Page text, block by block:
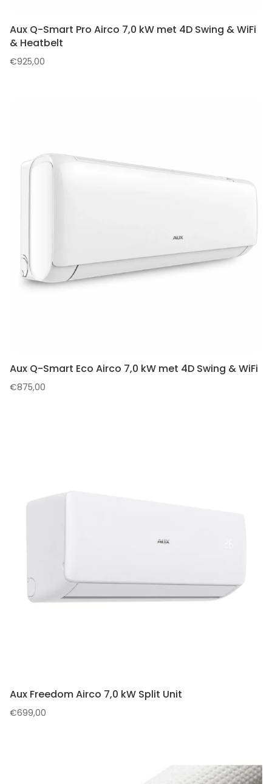
Aux Q-Smart Pro Airco 7,0 kW met 4D Swing & WiFi
& Heatbelt
€925,00
Aux Q-Smart Eco Airco 7,0 kW met 4D Swing & WiFi
€875,00
Aux Freedom Airco 7,0 kW Split Unit
€699,00